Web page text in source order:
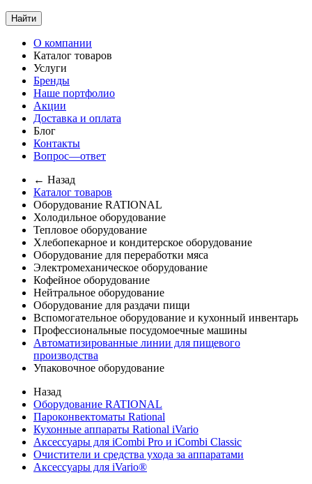
Найти
О компании
Каталог товаров
Услуги
Бренды
Наше портфолио
Акции
Доставка и оплата
Блог
Контакты
Вопрос—ответ
← Назад
Каталог товаров
Оборудование RATIONAL
Холодильное оборудование
Тепловое оборудование
Хлебопекарное и кондитерское оборудование
Оборудование для переработки мяса
Электромеханическое оборудование
Кофейное оборудование
Нейтральное оборудование
Оборудование для раздачи пищи
Вспомогательное оборудование и кухонный инвентарь
Профессиональные посудомоечные машины
Автоматизированные линии для пищевого
производства
Упаковочное оборудование
Назад
Оборудование RATIONAL
Пароконвектоматы Rational
Кухонные аппараты Rational iVario
Аксессуары для iCombi Pro и iCombi Classic
Очистители и средства ухода за аппаратами
Аксессуары для iVario®